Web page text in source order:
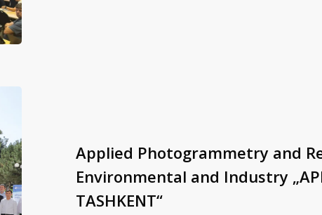
Applied Photogrammetry and
Environmental and Industry
TASHKENT“